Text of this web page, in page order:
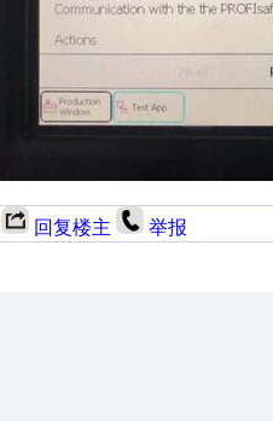
回复楼主 举报